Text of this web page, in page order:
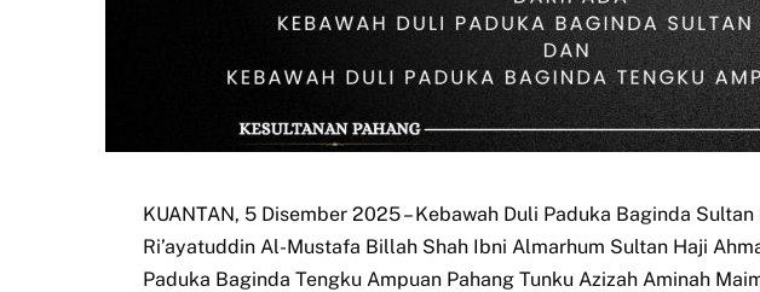
KUANTAN, 5 Disember 2025 – Kebawah Duli Paduka Baginda
Ri’ayatuddin Al-Mustafa Billah Shah Ibni Almarhum Sultan Haji
Paduka Baginda Tengku Ampuan Pahang Tunku Azizah Aminah